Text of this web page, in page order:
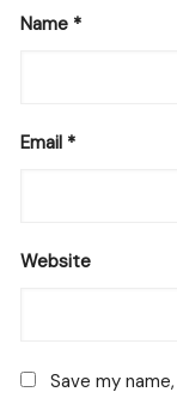
Name *
Email *
Website
Save my